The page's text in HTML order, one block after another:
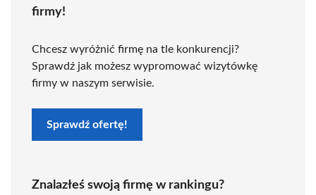
firmy!
Chcesz wyróżnić firmę na tle konkurencji?
Sprawdź jak możesz wypromować wizytówkę
firmy w naszym serwisie.
Sprawdź ofertę!
Znalazłeś swoją firmę w rankingu?